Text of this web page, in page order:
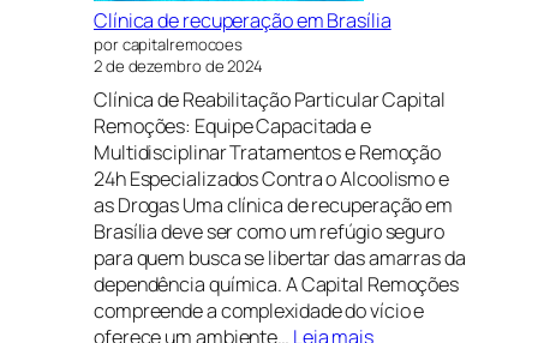
Clínica de recuperação em Brasília
por capitalremocoes
2 de dezembro de 2024
Clínica de Reabilitação Particular Capital
Remoções: Equipe Capacitada e
Multidisciplinar Tratamentos e Remoção
24h Especializados Contra o Alcoolismo e
as Drogas Uma clínica de recuperação em
Brasília deve ser como um refúgio seguro
para quem busca se libertar das amarras da
dependência química. A Capital Remoções
compreende a complexidade do vício e
oferece um ambiente… Leia mais: